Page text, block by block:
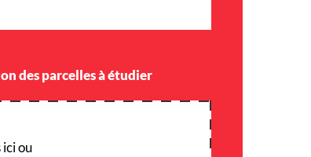
des parcelles à étudier
ou